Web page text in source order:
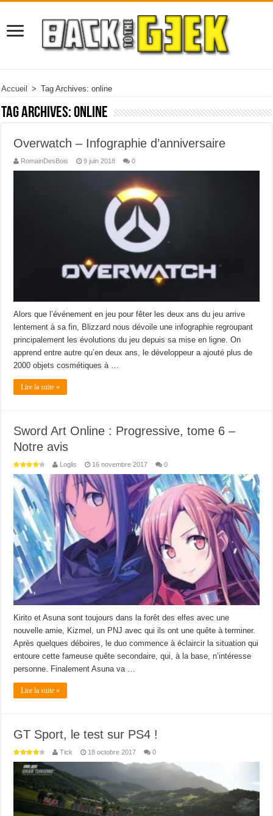
Accueil > Tag Archives: online
Tag Archives:online
Overwatch – Infographie d’anniversaire
RomainDesBois 9 juin 2018 0
Alors que l’événement en jeu pour fêter les deux ans du jeu arrive
lentement à sa fin, Blizzard nous dévoile une infographie regroupant
principalement les évolutions du jeu depuis sa mise en ligne. On
apprend entre autre qu’en deux ans, le développeur a ajouté plus de
2000 objets cosmétiques à …
Lire la suite »
Sword Art Online : Progressive, tome 6 –
Notre avis
Loglis 16 novembre 2017 0
Kirito et Asuna sont toujours dans la forêt des elfes avec une
nouvelle amie, Kizmel, un PNJ avec qui ils ont une quête à terminer.
Après quelques déboires, le duo commence à éclaircir la situation qui
entoure cette fameuse quête secondaire, qui, à la base, n’intéresse
personne. Finalement Asuna va …
Lire la suite »
GT Sport, le test sur PS4 !
Tick 18 octobre 2017 0